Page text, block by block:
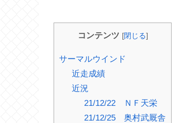
コンテンツ [閉じる]
サーマルウインド
近走成績
近況
21/12/22 ＮＦ天栄
21/12/25 奥村武厩舎